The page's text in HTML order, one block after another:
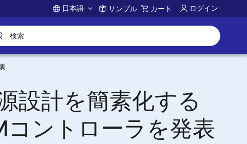
Account
日本語 サンプル カート ログイン
設計を簡素化する
ントローラを発表